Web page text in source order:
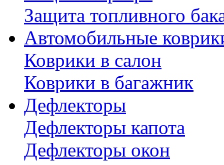
Защита топливного
Автомобильные
Коврики в салон
Коврики в багажник
Дефлекторы
Дефлекторы капота
Дефлекторы окон